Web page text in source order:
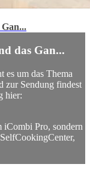
das Gan...
um das Thema
zur Sendung findest
hier:
Pro, sondern